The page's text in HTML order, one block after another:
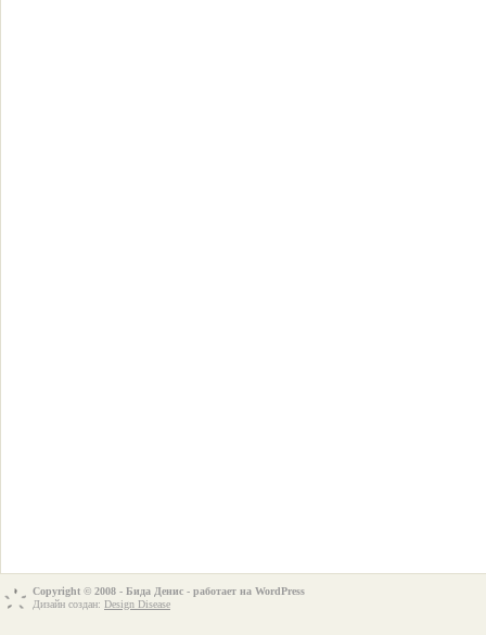
Copyright © 2008 - Бида Денис - работает на WordPress
Дизайн создан: Design Disease